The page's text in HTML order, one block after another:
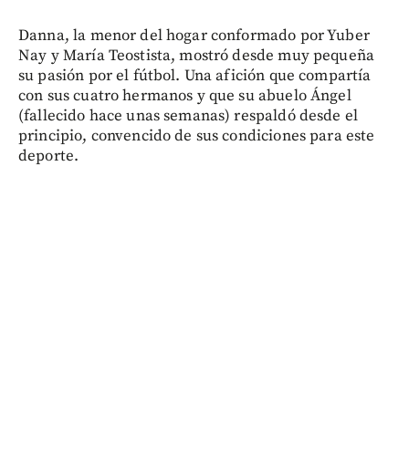
Danna, la menor del hogar conformado por Yuber
Nay y María Teostista, mostró desde muy pequeña
su pasión por el fútbol. Una afición que compartía
con sus cuatro hermanos y que su abuelo Ángel
(fallecido hace unas semanas) respaldó desde el
principio, convencido de sus condiciones para este
deporte.